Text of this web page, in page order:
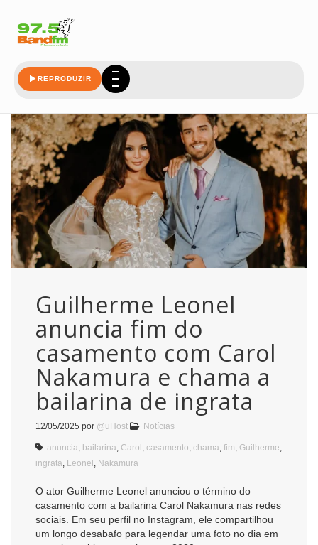
REPRODUZIR
Guilherme Leonel
anuncia fim do
casamento com Carol
Nakamura e chama a
bailarina de ingrata
12/05/2025 por @uHost Notícias
anuncia bailarina Carol casamento chama fim Guilherme
ingrata Leonel Nakamura
O ator Guilherme Leonel anunciou o término do
casamento com a bailarina Carol Nakamura nas redes
sociais. Em seu perfil no Instagram, ele compartilhou
um longo desabafo para legendar uma foto no dia em